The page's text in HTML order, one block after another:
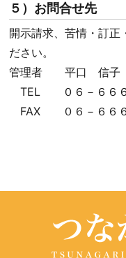
５）お問合せ先
開示請求、苦情・訂正
ださい。
管理者 平口 信子（
TEL ０６－６６６
FAX ０６－６６６